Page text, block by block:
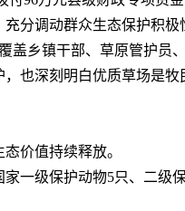
分调动群众生态保护积极
乡镇干部、草原管护员
也深刻明白优质草场是
价值持续释放。
一级保护动物5只、二